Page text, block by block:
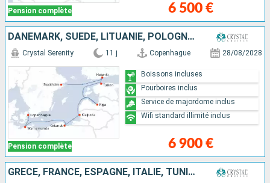
Pension complète 6 500 €
DANEMARK, SUÈDE, LITUANIE, POLOGNE, FINLANDE, ALLEMAGNE, LETTONIE, ESTONIE
Pension complète
Crystal Serenity 11 j Copenhague 28/08/2028
6 900 €
Boissons incluses
Pourboires inclus
Service de majordome inclus
Wifi standard illimité inclus
GRÈCE, FRANCE, ESPAGNE, ITALIE, TUNISIE, MONACO